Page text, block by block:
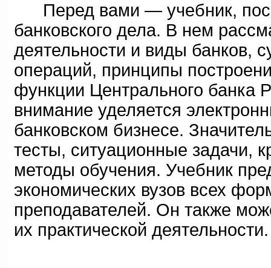
Перед вами — учебник,
банковского дела. В нем
деятельности и виды банков,
операций, принципы
функции Центрального банка
внимание уделяется
банковском бизнесе.
тесты, ситуационные задачи,
методы обучения. Учебник
экономических вузов всех
преподавателей. Он также
их практической деятельности.